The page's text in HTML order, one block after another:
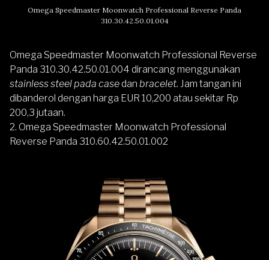
Omega Speedmaster Moonwatch Professional Reverse Panda
310.30.42.50.01.004
Omega Speedmaster Moonwatch Professional Reverse
Panda 310.30.42.50.01.004 dirancang menggunakan
stainless steel pada casedan bracelet. Jam tangan ini
dibanderol dengan harga EUR 10,200 atau sekitar Rp
200,3 jutaan.
2. Omega Speedmaster Moonwatch Professional
Reverse Panda 310.60.42.50.01.002